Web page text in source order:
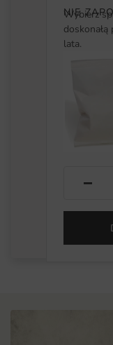
NIE
Wybierz
lata.
−